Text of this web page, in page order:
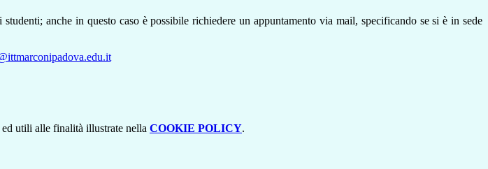
anche in questo caso è possibile richiedere un appuntamento via mail, specificando se si è in sede
utili alle finalità illustrate nella COOKIE POLICY.